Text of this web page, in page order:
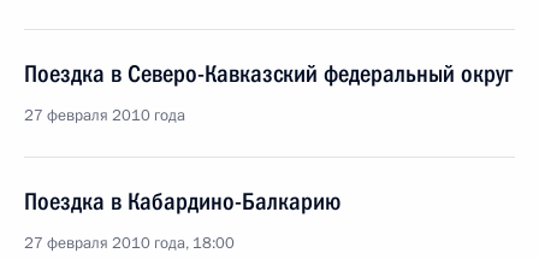
Поездка в Северо-Кавказский федеральный округ
27 февраля 2010 года
Поездка в Кабардино-Балкарию
27 февраля 2010 года, 18:00